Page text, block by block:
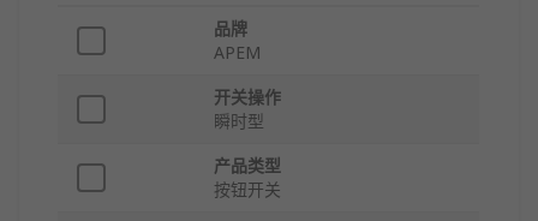
品牌
APEM
开关操作
瞬时型
产品类型
按钮开关